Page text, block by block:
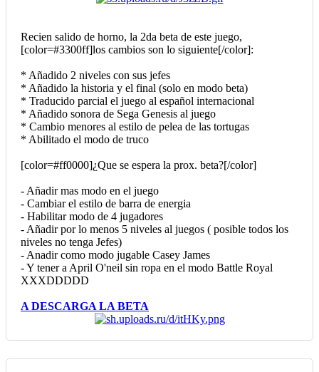
Recien salido de horno, la 2da beta de este juego,
[color=#3300ff]los cambios son lo siguiente[/color]:
* Añadido 2 niveles con sus jefes
* Añadido la historia y el final (solo en modo beta)
* Traducido parcial el juego al español internacional
* Añadido sonora de Sega Genesis al juego
* Cambio menores al estilo de pelea de las tortugas
* Abilitado el modo de truco
[color=#ff0000]¿Que se espera la prox. beta?[/color]
- Añadir mas modo en el juego
- Cambiar el estilo de barra de energia
- Habilitar modo de 4 jugadores
- Añadir por lo menos 5 niveles al juegos ( posible todos los
niveles no tenga Jefes)
- Anadir como modo jugable Casey James
- Y tener a April O'neil sin ropa en el modo Battle Royal
XXXDDDDD
A DESCARGA LA BETA